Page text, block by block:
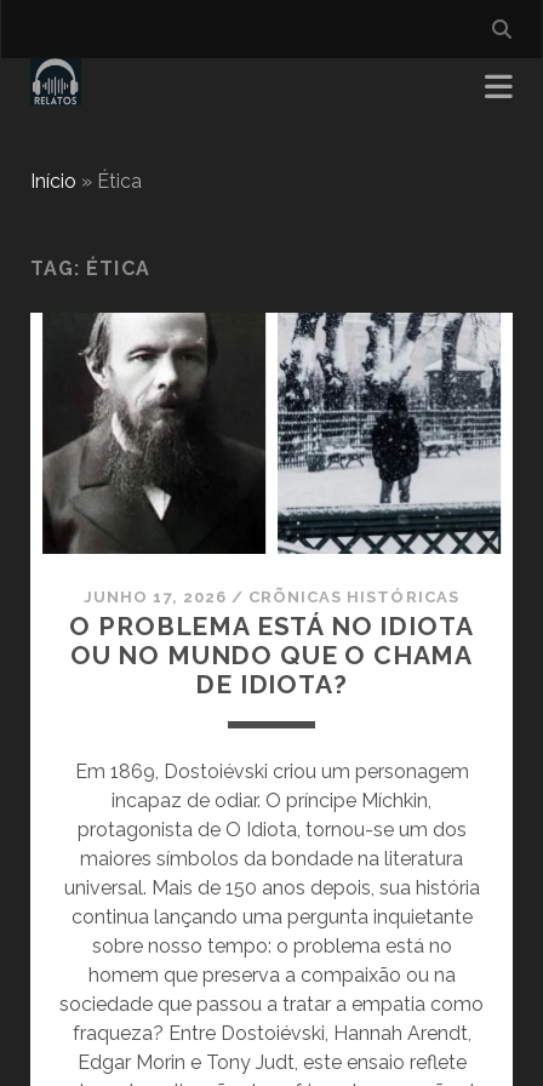
Início » Ética
TAG: ÉTICA
JUNHO 17, 2026 / CRÕNICAS HISTÓRICAS
O PROBLEMA ESTÁ NO IDIOTA
OU NO MUNDO QUE O CHAMA
DE IDIOTA?
Em 1869, Dostoiévski criou um personagem
incapaz de odiar. O príncipe Míchkin,
protagonista de O Idiota, tornou-se um dos
maiores símbolos da bondade na literatura
universal. Mais de 150 anos depois, sua história
continua lançando uma pergunta inquietante
sobre nosso tempo: o problema está no
homem que preserva a compaixão ou na
sociedade que passou a tratar a empatia como
fraqueza? Entre Dostoiévski, Hannah Arendt,
Edgar Morin e Tony Judt, este ensaio reflete